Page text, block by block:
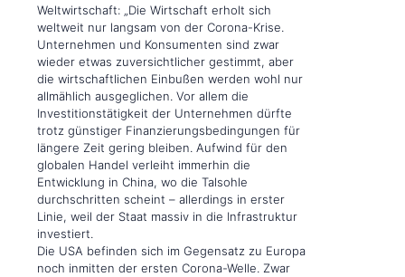
Weltwirtschaft: „Die Wirtschaft erholt sich
weltweit nur langsam von der Corona-Krise.
Unternehmen und Konsumenten sind zwar
wieder etwas zuversichtlicher gestimmt, aber
die wirtschaftlichen Einbußen werden wohl nur
allmählich ausgeglichen. Vor allem die
Investitionstätigkeit der Unternehmen dürfte
trotz günstiger Finanzierungsbedingungen für
längere Zeit gering bleiben. Aufwind für den
globalen Handel verleiht immerhin die
Entwicklung in China, wo die Talsohle
durchschritten scheint – allerdings in erster
Linie, weil der Staat massiv in die Infrastruktur
investiert.
Die USA befinden sich im Gegensatz zu Europa
noch inmitten der ersten Corona-Welle. Zwar